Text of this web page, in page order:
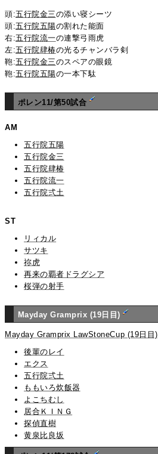
頭:五行院金三の添い寝シーツ
頭:五行院五陽の割れた能面
右:五行院流一の連撃弓雨虎
左:五行院肆椿の光るチャンバラ剣
鞄:五行院金三のスペアの眼鏡
鞄:五行院五陽の一本下駄
ポレン11/第50試合
AM
五行院五陽
五行院金三
五行院肆椿
五行院流一
五行院弍土
ST
リィカル
サツキ
祢虎
再来の覇者ドラグシア
桜弾の射手
Mayday Gramprix (19日目)
Mayday Gramprix LawStoneCup (19日目)
後輩のレイ
エクス
五行院弍土
ももいろ炊飯器
よこちむし
居合ＫＩＮＧ
探偵直樹
黄泉比良坂